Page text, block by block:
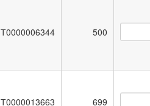
Т0000006344 500
Т0000013663 699